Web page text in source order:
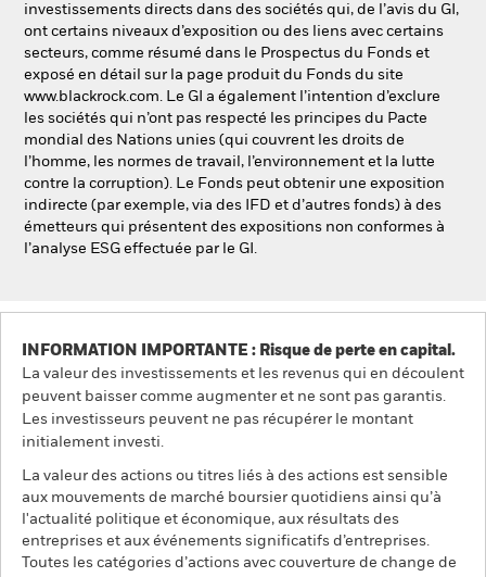
investissements directs dans des sociétés qui, de l’avis du GI,
ont certains niveaux d’exposition ou des liens avec certains
secteurs, comme résumé dans le Prospectus du Fonds et
exposé en détail sur la page produit du Fonds du site
www.blackrock.com. Le GI a également l’intention d’exclure
les sociétés qui n’ont pas respecté les principes du Pacte
mondial des Nations unies (qui couvrent les droits de
l’homme, les normes de travail, l’environnement et la lutte
contre la corruption). Le Fonds peut obtenir une exposition
indirecte (par exemple, via des IFD et d’autres fonds) à des
émetteurs qui présentent des expositions non conformes à
l’analyse ESG effectuée par le GI.
INFORMATION IMPORTANTE : Risque de perte en capital.
La valeur des investissements et les revenus qui en découlent
peuvent baisser comme augmenter et ne sont pas garantis.
Les investisseurs peuvent ne pas récupérer le montant
initialement investi.
La valeur des actions ou titres liés à des actions est sensible
aux mouvements de marché boursier quotidiens ainsi qu’à
l'actualité politique et économique, aux résultats des
entreprises et aux événements significatifs d’entreprises.
Toutes les catégories d’actions avec couverture de change de